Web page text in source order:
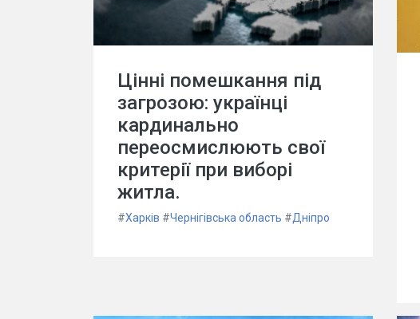
Цінні помешкання під
загрозою: українці
кардинально
переосмислюють свої
критерії при виборі
житла.
#Харків #Чернігівська область #Дніпро